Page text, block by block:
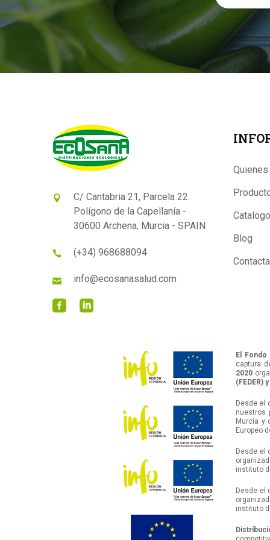
C/ Cantabria 21, Parcela 22.
Polígono de la Capellanía -
30600 Archena, Murcia - SPAIN
(+34) 968688094
info@ecosanasalud.com
Blog
El Fondo
captura
2020
(FEDER)
Desde el
nuestros
Murcia y
Europeo
Desde el
instituto
Desde el
instituto